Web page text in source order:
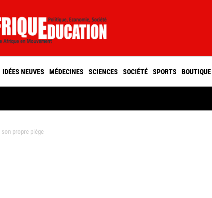
IDÉES NEUVES MÉDECINES SCIENCES SOCIÉTÉ SPORTS BOUTIQUE
son propre piège